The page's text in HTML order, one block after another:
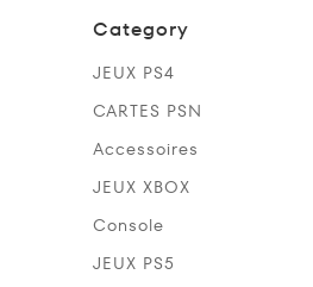
Category
JEUX PS4
CARTES PSN
Accessoires
JEUX XBOX
Console
JEUX PS5